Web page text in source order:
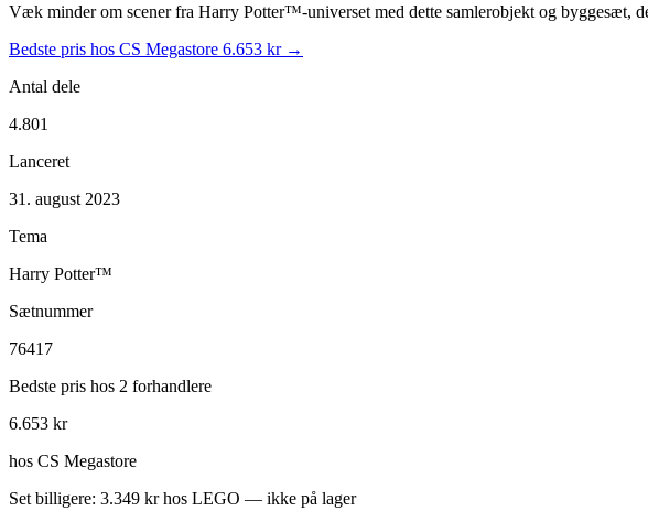
Væk minder om scener fra Harry Potter™-universet med dette samlerobjekt og byggesæt,
Bedste pris hos CS Megastore 6.653 kr →
Antal dele
4.801
Lanceret
31. august 2023
Tema
Harry Potter™
Sætnummer
76417
Bedste pris hos 2 forhandlere
6.653 kr
hos CS Megastore
Set billigere: 3.349 kr hos LEGO — ikke på lager